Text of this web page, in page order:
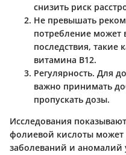
снизить риск
Не превышать
потребление может
последствия, такие
витамина B12.
Регулярность. Для
важно принимать
пропускать дозы.
Исследования
фолиевой кислоты может
заболеваний и аномалий